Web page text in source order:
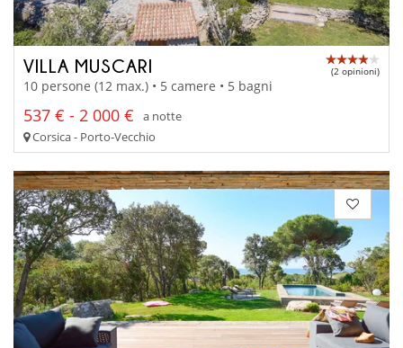
VILLA MUSCARI (2 opinioni)
10 persone (12 max.) • 5 camere • 5 bagni
537 € - 2 000 €
a notte
Corsica - Porto-Vecchio